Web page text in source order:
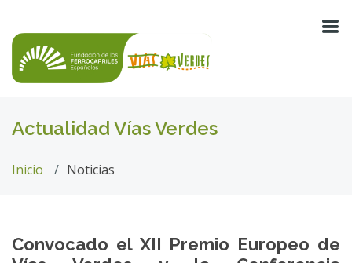
Actualidad Vías Verdes
Inicio Noticias
Convocado el XII Premio Europeo de